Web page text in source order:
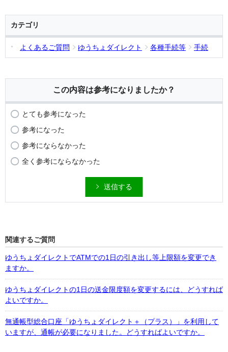
カテゴリ
よくあるご質問 ゆうちょダイレクト 各種手続等 手続
この内容は参考になりましたか？
とても参考になった
参考になった
参考にならなかった
全く参考にならなかった
送信する
関連するご質問
ゆうちょダイレクトでATMでの1日の引き出し等上限額を変更でき
ますか。
ゆうちょダイレクトの1日の送金限度額を変更するには、どうすれば
よいですか。
無通帳型総合口座「ゆうちょダイレクト＋（プラス）」を利用して
いますが、通帳が必要になりました。どうすればよいですか。